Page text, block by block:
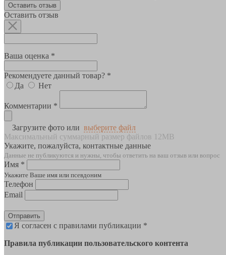
Оставить отзыв
Оставить отзыв
Ваша оценка *
Рекомендуете данный товар? *
Да
Нет
Комментарии *
Загрузите фото или выберите файл
Максимальный суммарный размер файлов 12MB
Укажите, пожалуйста, контактные данные
Данные не публикуются и нужны, чтобы ответить на ваш отзыв или вопрос
Имя *
Укажите Ваше имя или псевдоним
Телефон
Email
Отправить
Я согласен с правилами публикации *
Правила публикации пользовательского контента